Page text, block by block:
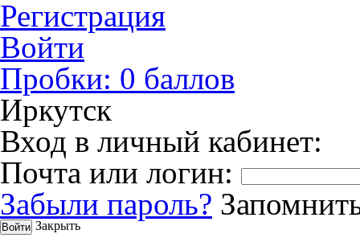
Регистрация
Войти
Пробки: 0 баллов
Иркутск
Вход в личный кабинет:
Почта или логин:
Забыли пароль?
Закрыть